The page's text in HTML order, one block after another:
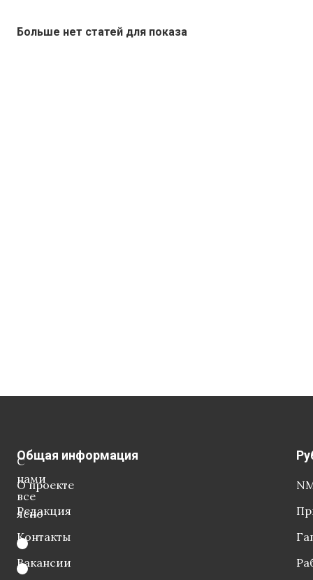
Больше нет статей для показа
С
нами
все
ясно
Общая информация
О проекте
Редакция
Контакты
Вакансии